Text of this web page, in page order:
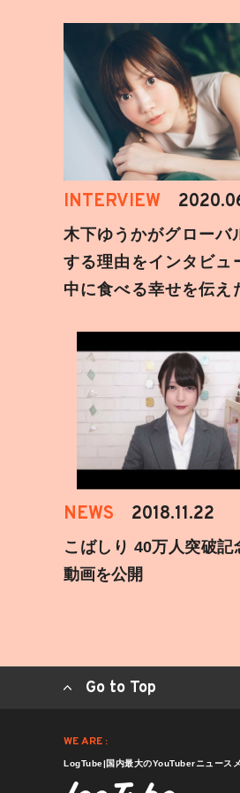
INTERVIEW
木下ゆうかがグローバ
する理由をインタビュ
中に食べる幸せを伝え
NEWS 2018.11.22
こばしり 40万人突破記
動画を公開
Go to Top
WE ARE :
LogTube|国内最大のYouTuberニュース